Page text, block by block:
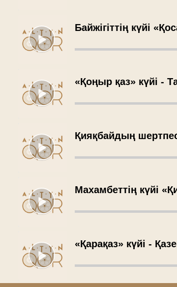
Байжігіттің күйі
«Қоңыр қаз» күйі -
Қияқбайдың
Махамбеттің күйі
«Қарақаз» күйі -